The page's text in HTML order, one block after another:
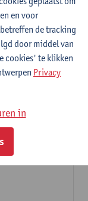
6 studiepunten,
minimum 6
de
talen.
en voor
de tracking
door middel van
cookies' te klikken
Privacy
in